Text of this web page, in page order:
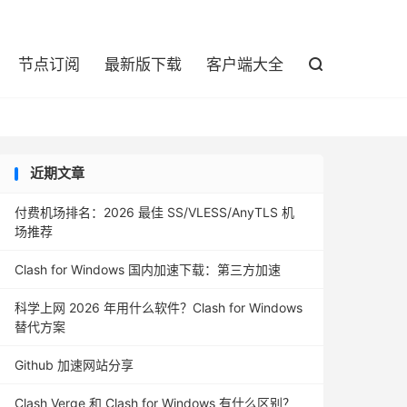
节点订阅 最新版下载 客户端大全 
近期文章
付费机场排名：2026 最佳 SS/VLESS/AnyTLS 机
场推荐
Clash for Windows 国内加速下载：第三方加速
科学上网 2026 年用什么软件？Clash for Windows
替代方案
Github 加速网站分享
Clash Verge 和 Clash for Windows 有什么区别？